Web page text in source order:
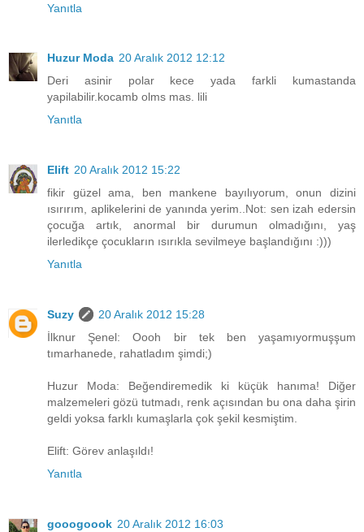
Yanıtla
Huzur Moda 20 Aralık 2012 12:12
Deri asinir polar kece yada farkli kumastanda
yapilabilir.kocamb olms mas. lili
Yanıtla
Elift 20 Aralık 2012 15:22
fikir güzel ama, ben mankene bayılıyorum, onun dizini
ısırırım, aplikelerini de yanında yerim..Not: sen izah edersin
çocuğa artık, anormal bir durumun olmadığını, yaş
ilerledikçe çocukların ısırıkla sevilmeye başlandığını :)))
Yanıtla
Suzy
20 Aralık 2012 15:28
İlknur Şenel: Oooh bir tek ben yaşamıyormuşşum
tımarhanede, rahatladım şimdi;)
Huzur Moda: Beğendiremedik ki küçük hanıma! Diğer
malzemeleri gözü tutmadı, renk açısından bu ona daha şirin
geldi yoksa farklı kumaşlarla çok şekil kesmiştim.
Elift: Görev anlaşıldı!
Yanıtla
gooogoook 20 Aralık 2012 16:03